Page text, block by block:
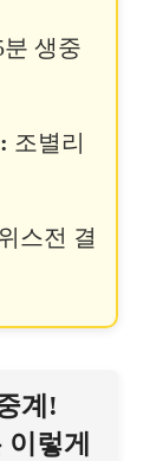
분 생중
조별리
스전 결
계!
렇게